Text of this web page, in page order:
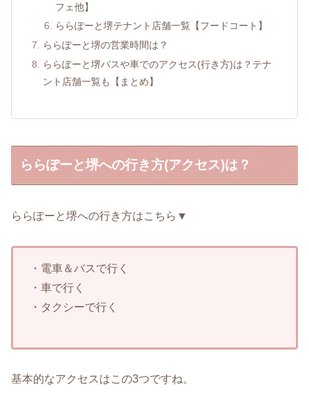
フェ他】
ららぽーと堺テナント店舗一覧【フードコート】
ららぽーと堺の営業時間は？
ららぽーと堺バスや車でのアクセス(行き方)は？テナ
ント店舗一覧も【まとめ】
ららぽーと堺への行き方(アクセス)は？
ららぽーと堺への行き方はこちら▼
・電車＆バスで行く
・車で行く
・タクシーで行く
基本的なアクセスはこの3つですね。